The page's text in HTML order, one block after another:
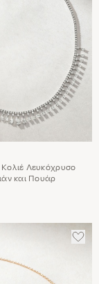
Λευκόχρυσο
και Πουάρ
ΣΤΑ